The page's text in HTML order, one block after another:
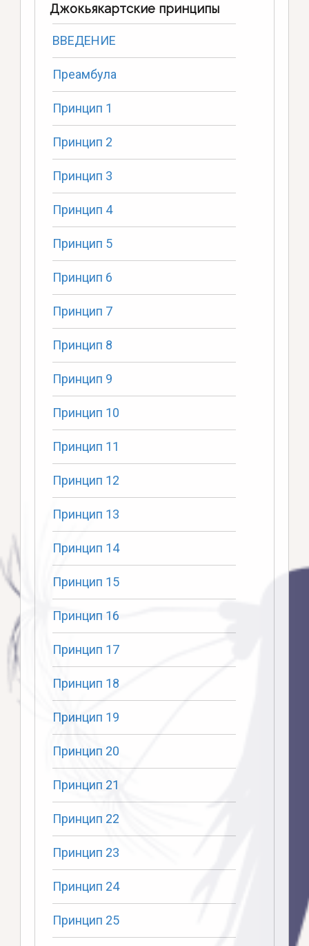
Джокьякартские принципы
ВВЕДЕНИЕ
Преамбула
Принцип 1
Принцип 2
Принцип 3
Принцип 4
Принцип 5
Принцип 6
Принцип 7
Принцип 8
Принцип 9
Принцип 10
Принцип 11
Принцип 12
Принцип 13
Принцип 14
Принцип 15
Принцип 16
Принцип 17
Принцип 18
Принцип 19
Принцип 20
Принцип 21
Принцип 22
Принцип 23
Принцип 24
Принцип 25